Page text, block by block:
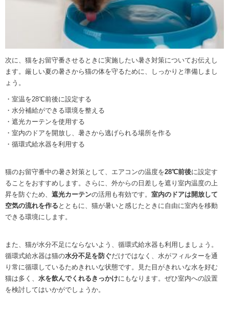
次に、猫をお留守番させるときに実施したい暑さ対策についてお伝えし
ます。厳しい夏の暑さから猫の体を守るために、しっかりと準備しまし
ょう。
・室温を28℃前後に設定する
・水分補給ができる環境を整える
・遮光カーテンを使用する
・室内のドアを開放し、暑さから逃げられる場所を作る
・循環式給水器を利用する
猫のお留守番中の暑さ対策として、エアコンの温度を28℃前後に設定す
ることをおすすめします。さらに、外からの日差しを遮り室内温度の上
昇を防ぐため、 遮光カーテンの活用も有効です。 室内のドアは開放して
空気の流れを作る とともに、猫が暑いと感じたときに自由に室内を移動
できる環境にします。
また、猫が水分不足にならないよう、循環式給水器も利用しましょう。
循環式給水器は猫の水分不足を防ぐだけではなく、水がフィルターを通
り常に循環しているためきれいな状態です。見た目がきれいな水を好む
猫は多く、 水を飲んでくれるきっかけにもなります。ぜひ室内への設置
を検討してはいかがでしょうか。